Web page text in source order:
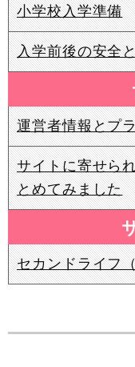
小学校入学準備
入学前後の安全
運営者情報とプ
サイトに寄せら
とめてみました
セカンドライフ